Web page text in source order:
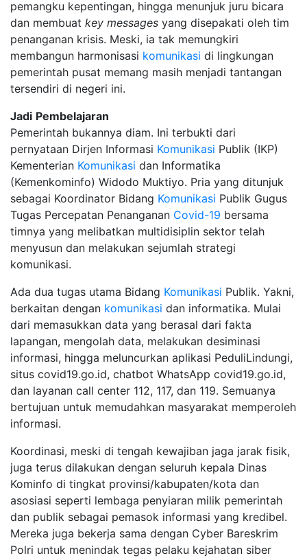
pemangku kepentingan, hingga menunjuk juru bicara
dan membuat key messages yang disepakati oleh tim
penanganan krisis. Meski, ia tak memungkiri
membangun harmonisasi komunikasi di lingkungan
pemerintah pusat memang masih menjadi tantangan
tersendiri di negeri ini.
Jadi Pembelajaran
Pemerintah bukannya diam. Ini terbukti dari
pernyataan Dirjen Informasi Komunikasi Publik (IKP)
Kementerian Komunikasi dan Informatika
(Kemenkominfo) Widodo Muktiyo. Pria yang ditunjuk
sebagai Koordinator Bidang Komunikasi Publik Gugus
Tugas Percepatan Penanganan Covid-19 bersama
timnya yang melibatkan multidisiplin sektor telah
menyusun dan melakukan sejumlah strategi
komunikasi.
Ada dua tugas utama Bidang Komunikasi Publik. Yakni,
berkaitan dengan komunikasi dan informatika. Mulai
dari memasukkan data yang berasal dari fakta
lapangan, mengolah data, melakukan desiminasi
informasi, hingga meluncurkan aplikasi PeduliLindungi,
situs covid19.go.id, chatbot WhatsApp covid19.go.id,
dan layanan call center 112, 117, dan 119. Semuanya
bertujuan untuk memudahkan masyarakat memperoleh
informasi.
Koordinasi, meski di tengah kewajiban jaga jarak fisik,
juga terus dilakukan dengan seluruh kepala Dinas
Kominfo di tingkat provinsi/kabupaten/kota dan
asosiasi seperti lembaga penyiaran milik pemerintah
dan publik sebagai pemasok informasi yang kredibel.
Mereka juga bekerja sama dengan Cyber Bareskrim
Polri untuk menindak tegas pelaku kejahatan siber